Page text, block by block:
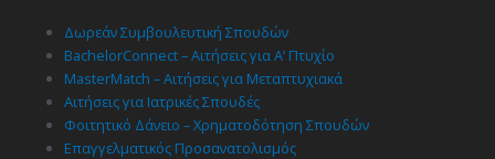
Δωρεάν Συμβουλευτική Σπουδών
BachelorConnect – Αιτήσεις για Α’ Πτυχίο
MasterMatch – Αιτήσεις για Μεταπτυχιακά
Αιτήσεις για Ιατρικές Σπουδές
Φοιτητικό Δάνειο – Χρηματοδότηση Σπουδών
Επαγγελματικός Προσανατολισμός